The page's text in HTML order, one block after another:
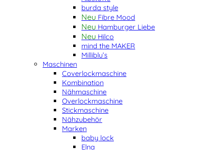
burda style
Fibre Mood
Hamburger Liebe
Hilco
mind the MAKER
Milliblu’s
Maschinen
Coverlockmaschine
Kombination
Nähmaschine
Overlockmaschine
Stickmaschine
Nähzubehör
Marken
baby lock
Elna